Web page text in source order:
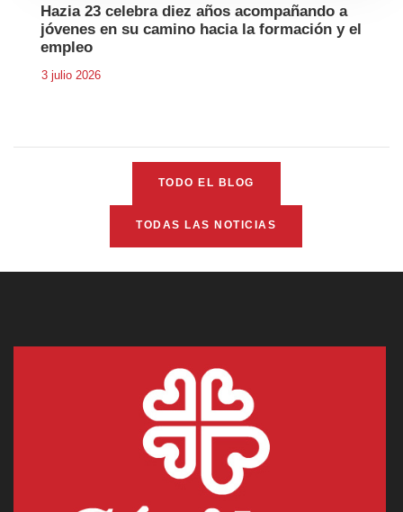
Hazia 23 celebra diez años acompañando a
jóvenes en su camino hacia la formación y el
empleo
3 julio 2026
TODO EL BLOG
TODAS LAS NOTICIAS